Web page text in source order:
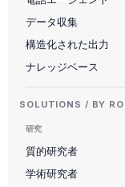
データ収集
構造化された出力
ナレッジベース
SOLUTIONS / BY
研究
質的研究者
学術研究者